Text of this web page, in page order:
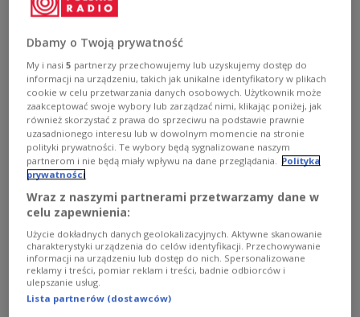
Alexisem Lebrunem 0:4 (5:11, 6:11, 8:11, 5:11). W sobotę
Redzimski i Maciej Kubik odpadli też w ćwierćfinale
debla.
Dzień rekordów w Paryżu. Mirosław i
Duplantis bohaterami
Dbamy o Twoją prywatność
My i nasi5 partnerzy przechowujemy lub uzyskujemy dostęp do
informacji na urządzeniu, takich jak unikalne identyfikatory w plikach
cookie w celu przetwarzania danych osobowych. Użytkownik może
zaakceptować swoje wybory lub zarządzać nimi, klikając poniżej, jak
również skorzystać z prawa do sprzeciwu na podstawie prawnie
uzasadnionego interesu lub w dowolnym momencie na stronie
polityki prywatności. Te wybory będą sygnalizowane naszym
partnerom i nie będą miały wpływu na dane przeglądania.
Polityka
prywatności
Wraz z naszymi partnerami przetwarzamy dane w
celu zapewnienia:
Użycie dokładnych danych geolokalizacyjnych. Aktywne skanowanie
charakterystyki urządzenia do celów identyfikacji. Przechowywanie
informacji na urządzeniu lub dostęp do nich. Spersonalizowane
reklamy i treści, pomiar reklam i treści, badnie odbiorców i
ulepszanie usług.
Lista partnerów (dostawców)